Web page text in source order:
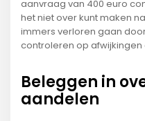
aanvraag van 400 euro
het niet over kunt maken
immers verloren gaan
controleren op
Beleggen in
aandelen